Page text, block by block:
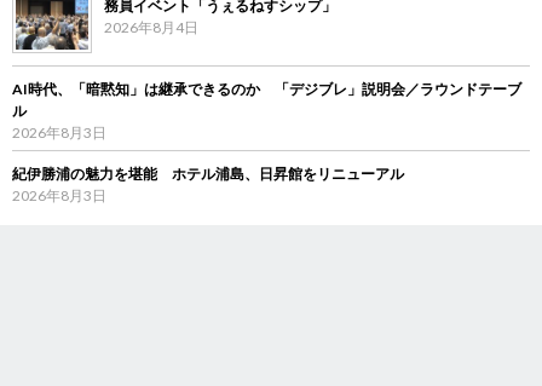
務員イベント「うぇるねすシップ」
2026年8月4日
AI時代、「暗黙知」は継承できるのか 「デジブレ」説明会／ラウンドテーブ
ル
2026年8月3日
紀伊勝浦の魅力を堪能 ホテル浦島、日昇館をリニューアル
2026年8月3日